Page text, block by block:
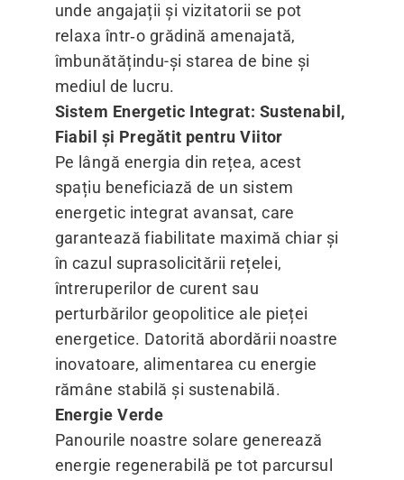
unde angajații și vizitatorii se pot
relaxa într‑o grădină amenajată,
îmbunătățindu-și starea de bine și
mediul de lucru.
Sistem Energetic Integrat: Sustenabil,
Fiabil și Pregătit pentru Viitor
Pe lângă energia din rețea, acest
spațiu beneficiază de un sistem
energetic integrat avansat, care
garantează fiabilitate maximă chiar și
în cazul suprasolicitării rețelei,
întreruperilor de curent sau
perturbărilor geopolitice ale pieței
energetice. Datorită abordării noastre
inovatoare, alimentarea cu energie
rămâne stabilă și sustenabilă.
Energie Verde
Panourile noastre solare generează
energie regenerabilă pe tot parcursul